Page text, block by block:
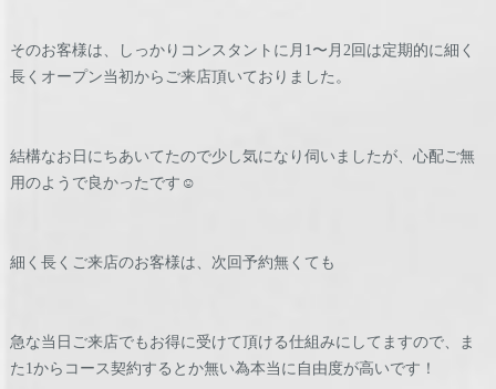
そのお客様は、しっかりコンスタントに月1〜月2回は定期的に細く
長くオープン当初からご来店頂いておりました。
結構なお日にちあいてたので少し気になり伺いましたが、心配ご無
用のようで良かったです☺️
細く長くご来店のお客様は、次回予約無くても
急な当日ご来店でもお得に受けて頂ける仕組みにしてますので、ま
た1からコース契約するとか無い為本当に自由度が高いです！